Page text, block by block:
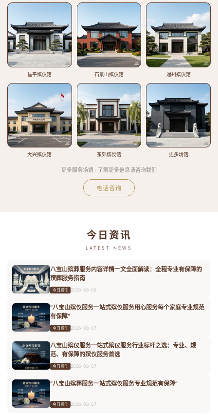
昌平殡仪馆 石景山殡仪馆 通州殡仪馆
大兴殡仪馆 东郊殡仪馆 更多场馆
更多服务场馆 · 了解更多信息请咨询我们
电话咨询
今日资讯
LATEST NEWS
八宝山殡葬服务内容详情一文全面解读：全程专业有保障的
殡葬服务指南
今日最佳 2026-08-08
“八宝山殡仪服务一站式殡仪服务用心服务每个家庭专业规范
有保障”
今日最佳 2026-08-07
八宝山殡仪服务一站式殡仪服务行业标杆之选：专业、规
范、有保障的殡仪服务首选
今日最佳 2026-08-07
“八宝山殡葬服务一站式殡仪服务专业规范有保障”
今日最佳 2026-08-07